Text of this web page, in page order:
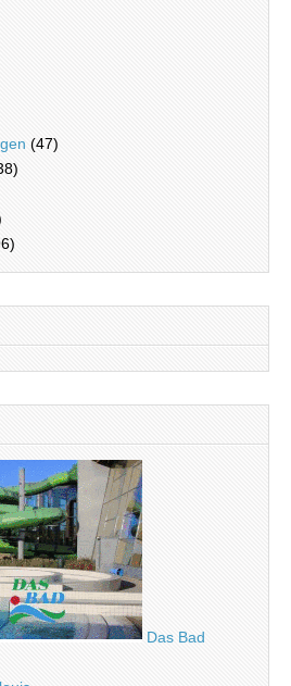
(47)
Das Bad